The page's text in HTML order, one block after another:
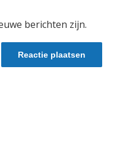
berichten zijn.